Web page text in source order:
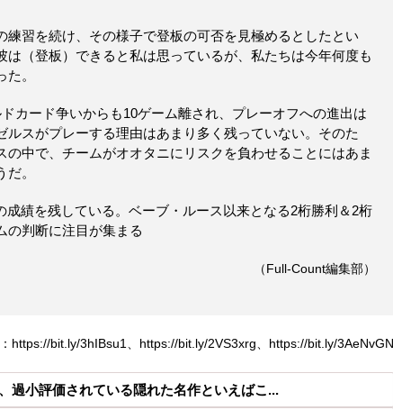
習を続け、その様子で登板の可否を見極めるとしたとい
（登板）できると私は思っているが、私たちは今年何度も
。
カード争いからも10ゲーム離され、プレーオフへの進出は
スがプレーする理由はあまり多く残っていない。そのた
中で、チームがオオタニにリスクを負わせることにはあま
。
績を残している。ベーブ・ルース以来となる2桁勝利＆2桁
の判断に注目が集まる
（Full-Count編集部）
https://bit.ly/3hIBsu1、https://bit.ly/2VS3xrg、https://bit.ly/3AeNvGN
過小評価されている隠れた名作といえばこ...